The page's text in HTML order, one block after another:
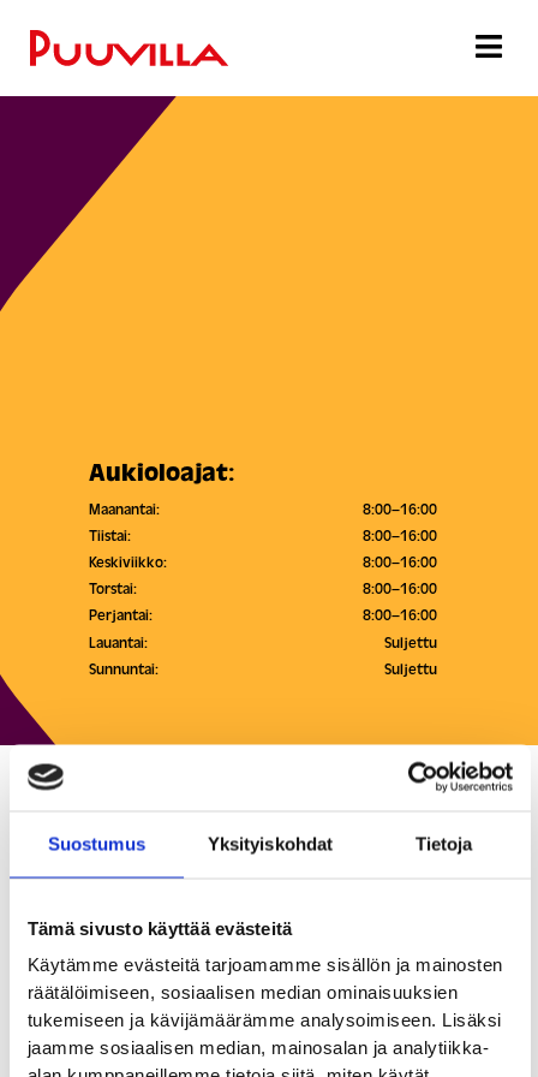
Suostumus Yksityiskohdat Tietoja
Tämä sivusto käyttää evästeitä
Käytämme evästeitä tarjoamamme sisällön ja mainosten
räätälöimiseen, sosiaalisen median ominaisuuksien
tukemiseen ja kävijämäärämme analysoimiseen. Lisäksi
jaamme sosiaalisen median, mainosalan ja analytiikka-
Aukioloajat:
Maanantai:
8:00–16:00
Tiistai:
8:00–16:00
Keskiviikko:
8:00–16:00
Torstai:
8:00–16:00
Perjantai:
8:00–16:00
Lauantai:
Suljettu
Sunnuntai:
Suljettu
Terveysasema
Pidä itsestäsi huolta. Me tuemme sinua, jotta voit edistää ja
ylläpitää terveyttäsi.
Terveyskeskus on nykyään Sote-keskus Cotton.
Ensisijaiset yhteydenottokanavat sote-keskukseen: